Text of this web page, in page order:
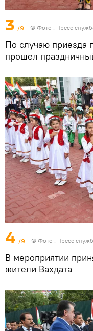
3 /9 © Фото : Пресс
По случаю приезда
прошел
4 /9 © Фото : Пресс
В мероприятии
жители Вахдата